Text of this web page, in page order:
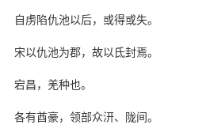
自虏陷仇池以后，或得或失。
宋以仇池为郡，故以氐封焉。
宕昌，羌种也。
各有酋豪，领部众汧、陇间。